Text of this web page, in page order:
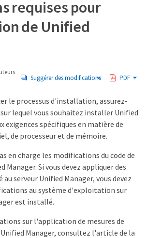
requises pour
de Unified
Suggérer des modifications PDF
le processus d'installation, assurez-
sur lequel vous souhaitez installer Unified
exigences spécifiques en matière de
de processeur et de mémoire.
en charge les modifications du code de
Si vous devez appliquer des
au serveur Unified Manager, vous devez
au système d'exploitation sur
est installé.
sur l'application de mesures de
Manager, consultez l'article de la